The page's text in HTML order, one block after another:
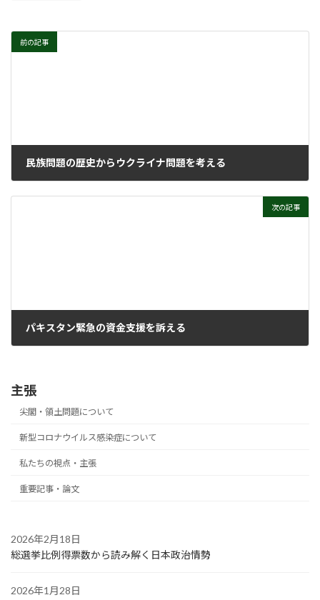
前の記事
民族問題の歴史からウクライナ問題を考える
次の記事
パキスタン緊急の資金支援を訴える
主張
尖閣・領土問題について
新型コロナウイルス感染症について
私たちの視点・主張
重要記事・論文
2026年2月18日
総選挙比例得票数から読み解く日本政治情勢
2026年1月28日